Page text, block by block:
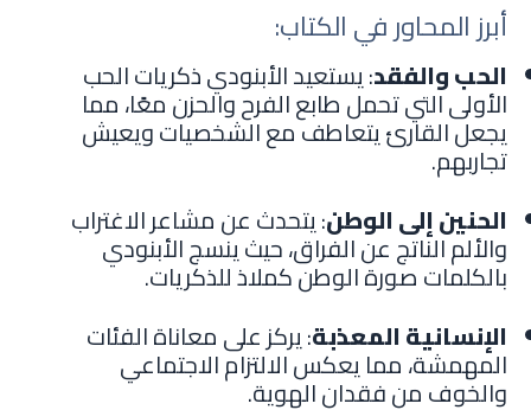
أبرز المحاور في الكتاب:
الحب والفقد: يستعيد الأبنودي ذكريات الحب
الأولى التي تحمل طابع الفرح والحزن معًا، مما
يجعل القارئ يتعاطف مع الشخصيات ويعيش
تجاربهم.
الحنين إلى الوطن: يتحدث عن مشاعر الاغتراب
والألم الناتج عن الفراق، حيث ينسج الأبنودي
بالكلمات صورة الوطن كملاذ للذكريات.
الإنسانية المعذبة: يركز على معاناة الفئات
المهمشة، مما يعكس الالتزام الاجتماعي
والخوف من فقدان الهوية.